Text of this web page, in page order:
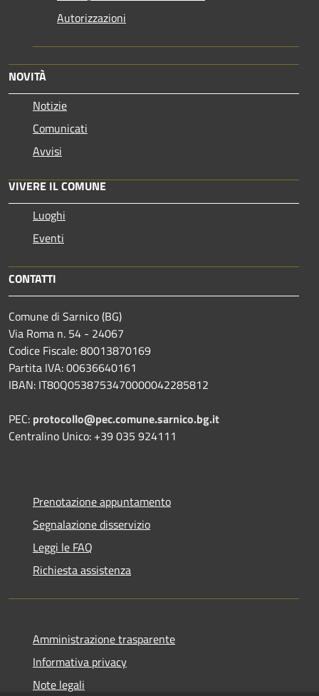
Autorizzazioni
NOVITÀ
Notizie
Comunicati
Avvisi
VIVERE IL COMUNE
Luoghi
Eventi
CONTATTI
Comune di Sarnico (BG)
Via Roma n. 54 - 24067
Codice Fiscale: 80013870169
Partita IVA: 00636640161
IBAN: IT80Q0538753470000042285812
PEC: protocollo@pec.comune.sarnico.bg.it
Centralino Unico: +39 035 924111
Prenotazione appuntamento
Segnalazione disservizio
Leggi le FAQ
Richiesta assistenza
Amministrazione trasparente
Informativa privacy
Note legali